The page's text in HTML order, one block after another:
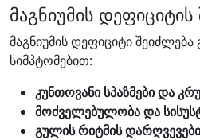
მაგნიუმის დეფიციტის
მაგნიუმის დეფიციტი
სიმპტომებით:
კუნთოვანი სპაზმები და
მოძველებულობა და
გულის რიტმის დარღვევები